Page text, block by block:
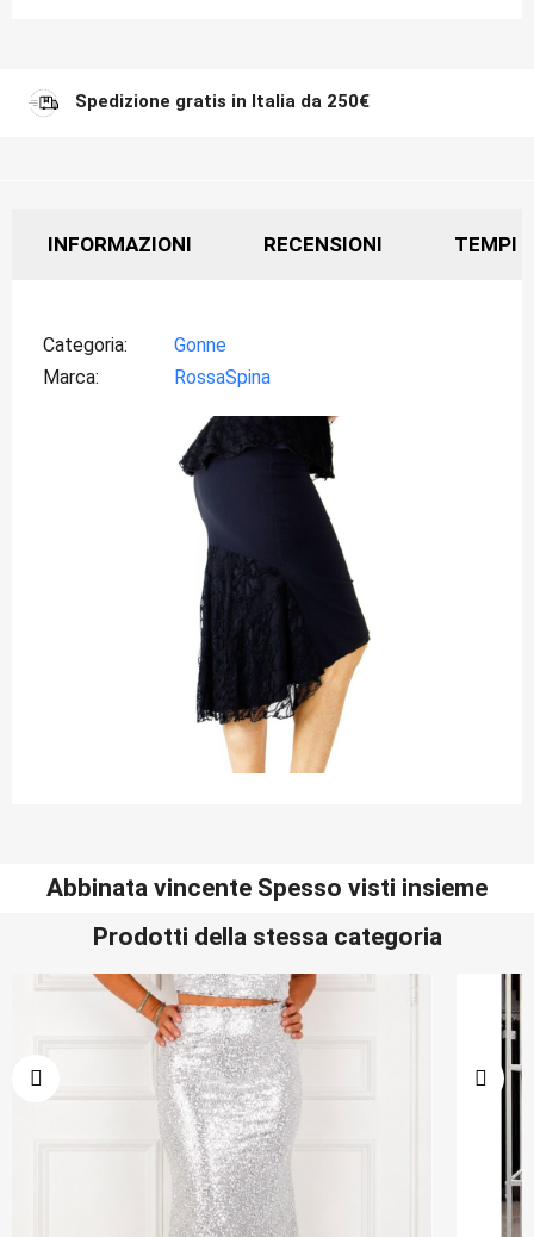
Spedizione gratis in Italia da 250€
INFORMAZIONI RECENSIONI TEMPI
Categoria
Gonne
Marca
RossaSpina
Abbinata vincente Spesso visti insieme
Prodotti della stessa categoria